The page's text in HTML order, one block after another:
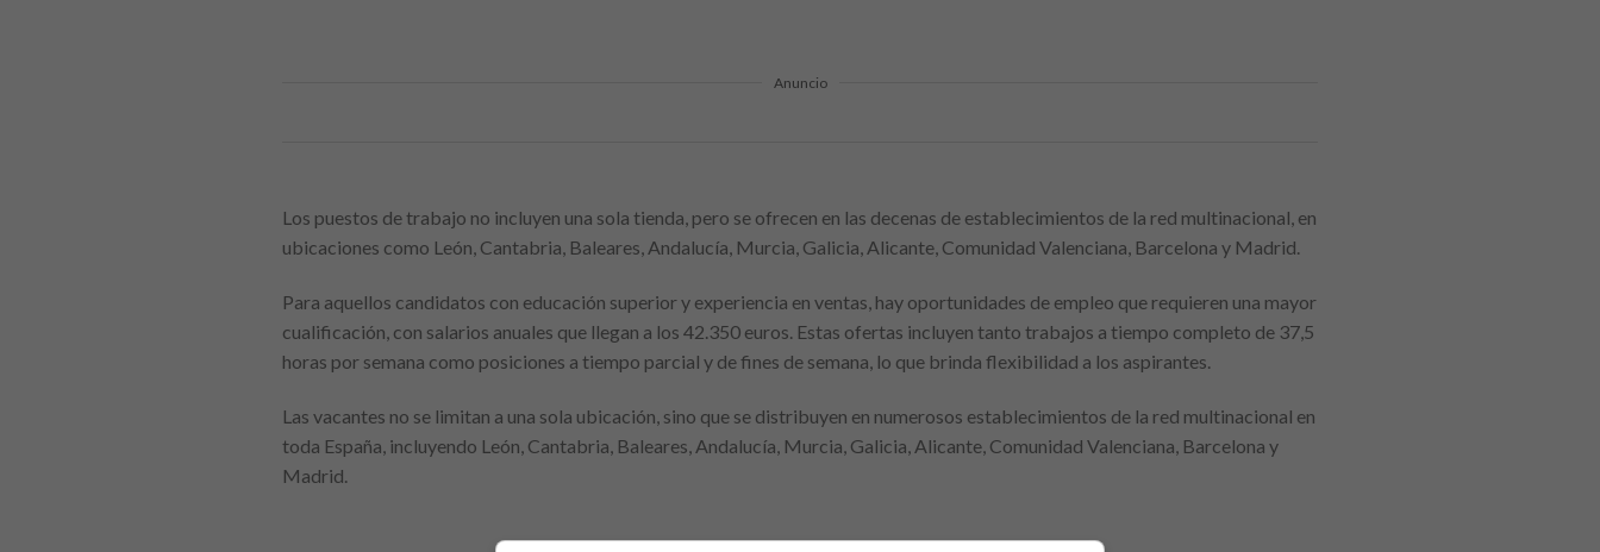
Anuncio
Los puestos de trabajo no incluyen una sola tienda, pero se ofrecen en las decenas de establecimientos de la red multinacional, en
ubicaciones como León, Cantabria, Baleares, Andalucía, Murcia, Galicia, Alicante, Comunidad Valenciana, Barcelona y Madrid.
Para aquellos candidatos con educación superior y experiencia en ventas, hay oportunidades de empleo que requieren una mayor
cualificación, con salarios anuales que llegan a los 42.350 euros. Estas ofertas incluyen tanto trabajos a tiempo completo de 37,5
horas por semana como posiciones a tiempo parcial y de fines de semana, lo que brinda flexibilidad a los aspirantes.
Las vacantes no se limitan a una sola ubicación, sino que se distribuyen en numerosos establecimientos de la red multinacional en
toda España, incluyendo León, Cantabria, Baleares, Andalucía, Murcia, Galicia, Alicante, Comunidad Valenciana, Barcelona y
Madrid.